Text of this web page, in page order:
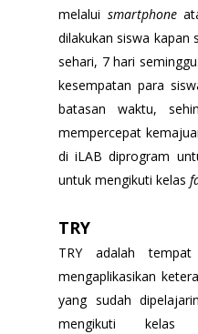
melalui smartphone
dilakukan siswa kapan
sehari, 7 hari
kesempatan para
batasan waktu,
mempercepat
di iLAB diprogram
untuk mengikuti kelas
TRY
TRY adalah
mengaplikasikan
yang sudah
mengikuti kelas